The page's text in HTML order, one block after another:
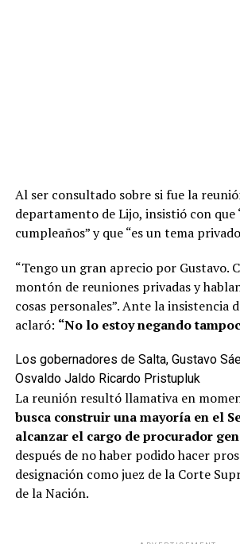
Al ser consultado sobre si fue la
departamento de Lijo, insistió con que
cumpleaños” y que “es un tema
“Tengo un gran aprecio por Gustavo.
montón de reuniones privadas y
cosas personales”. Ante la insistencia
aclaró: “No lo estoy negando
Los gobernadores de Salta, Gustavo
Osvaldo Jaldo Ricardo Pristupluk
La reunión resultó llamativa en
busca construir una mayoría en el
alcanzar el cargo de procurador
después de no haber podido hacer
designación como juez de la Corte
de la Nación.